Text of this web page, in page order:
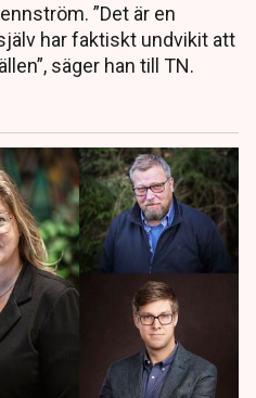
”Det är en
har faktiskt undvikit att
säger han till TN.